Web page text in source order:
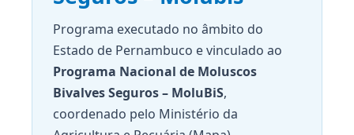
Programa executado no âmbito do
Estado de Pernambuco e vinculado ao
Programa Nacional de Moluscos
Bivalves Seguros – MoluBiS,
coordenado pelo Ministério da